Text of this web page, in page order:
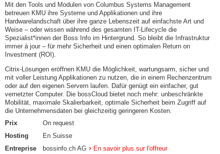
Mit den Tools und Modulen von Columbus Systems Management
betreuen KMU ihre Systeme und Applikationen und ihre
Hardwarelandschaft über ihre ganze Lebenszeit auf einfachste Art und
Weise – oder wissen während des gesamten IT-Lifecycle die
Spezialist*innen der Boss Info im Hintergrund. So bleibt die Infrastruktur
immer à jour – für mehr Sicherheit und einen optimalen Return on
Investment (ROI).
Citrix-Lösungen eröffnen KMU die Möglichkeit, wartungsarm, sicher und
mit voller Leistung Applikationen zu nutzen, die in einem Rechenzentrum
oder auf den eigenen Servern laufen. Dafür genügt ein einfacher, gut
vernetzter Computer. Die bossCloud bietet noch mehr: unbeschränkte
Mobilität, maximale Skalierbarkeit, optimale Sicherheit beim Zugriff auf
die Unternehmensdaten bei gleichzeitig geringeren Kosten.
Prix
On request
Hosting
En Suisse
Entreprise
bossinfo.ch AG En savoir plus sur l'offreur